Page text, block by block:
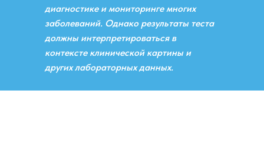
диагностике и мониторинге многих
заболеваний. Однако результаты теста
должны интерпретироваться в
контексте клинической картины и
других лабораторных данных.